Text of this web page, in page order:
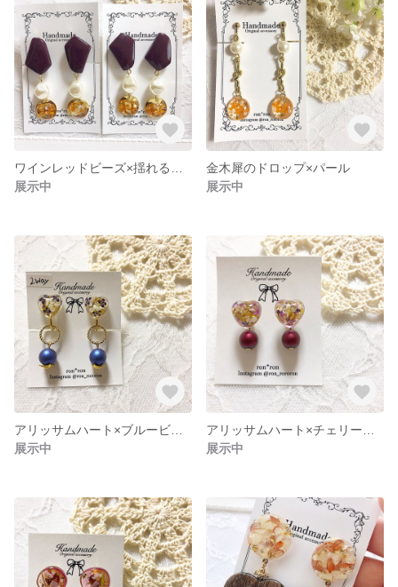
展示中
金木犀のドロップ×パール
展示中
展示中
展示中